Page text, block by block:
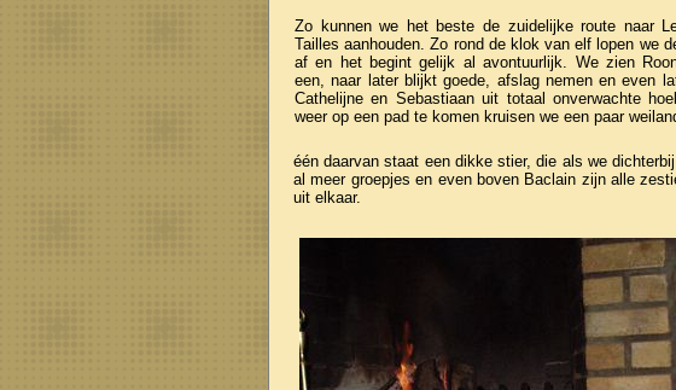
Zo kunnen we het beste de zuidelijke route naar
Tailles aanhouden. Zo rond de klok van elf lopen we
af en het begint gelijk al avontuurlijk. We zien
een, naar later blijkt goede, afslag nemen en even
Cathelijne en Sebastiaan uit totaal onverwachte
weer op een pad te komen kruisen we een paar
één daarvan staat een dikke stier, die als we
al meer groepjes en even boven Baclain zijn alle
uit elkaar.